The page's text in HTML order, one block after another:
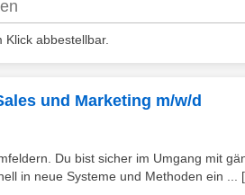
abbestellbar.
und Marketing m/w/d
Du bist sicher im Umgang mit
in neue Systeme und Methoden ein ...
[